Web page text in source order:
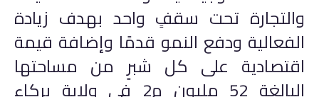
والتجارة تحت سقفٍ واحد بهدف زيادة
الفعالية ودفع النمو قدمًا وإضافة قيمة
اقتصادية على كل شبرٍ من مساحتها
البالغة 52 مليون م2 في ولاية بركاء